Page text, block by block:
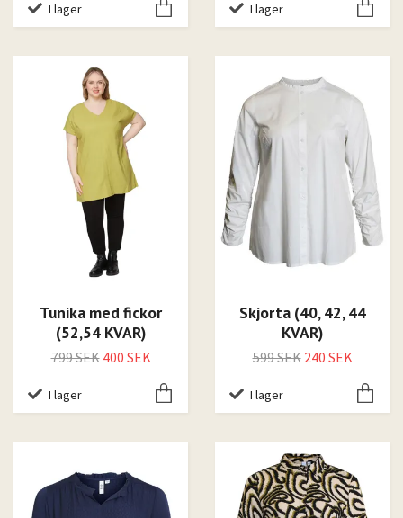
I lager I lager
Tunika med fickor
(52,54 KVAR)
799 SEK 400 SEK
I lager
Skjorta (40, 42, 44
KVAR)
599 SEK 240 SEK
I lager